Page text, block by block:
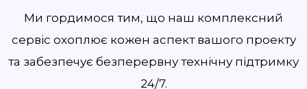
Ми гордимося тим, що наш комплексний
сервіс охоплює кожен аспект вашого проекту
та забезпечує безперервну технічну підтримку
24/7.